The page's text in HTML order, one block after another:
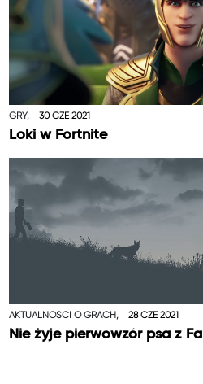
GRY, 30 CZE 2021
Loki w Fortnite
AKTUALNOŚCI O GRACH, 28 CZE 2021
Nie żyje pierwowzór psa z